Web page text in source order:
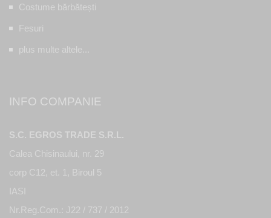
Costume bărbătești
Fesuri
plus multe altele...
INFO COMPANIE
S.C. EGROS TRADE S.R.L.
Calea Chisinaului, nr. 29
corp C12, et. 1, Biroul 5
IASI
Nr.Reg.Com.: J22 / 737 / 2012